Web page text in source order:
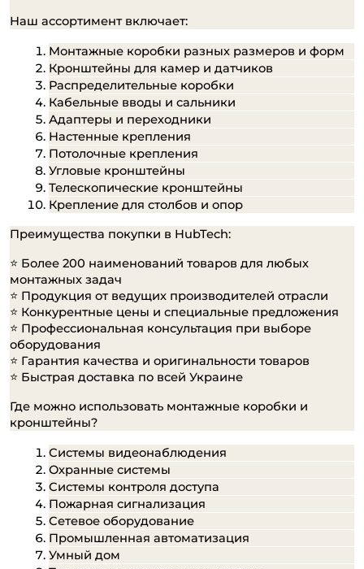
Наш ассортимент включает:
Монтажные коробки разных размеров и форм
Кронштейны для камер и датчиков
Распределительные коробки
Кабельные вводы и сальники
Адаптеры и переходники
Настенные крепления
Потолочные крепления
Угловые кронштейны
Телескопические кронштейны
Крепление для столбов и опор
Преимущества покупки в HubTech:
⭐️ Более 200 наименований товаров для любых
монтажных задач
⭐️ Продукция от ведущих производителей отрасли
⭐️ Конкурентные цены и специальные предложения
⭐️ Профессиональная консультация при выборе
оборудования
⭐️ Гарантия качества и оригинальности товаров
⭐️ Быстрая доставка по всей Украине
Где можно использовать монтажные коробки и
кронштейны?
Системы видеонаблюдения
Охранные системы
Системы контроля доступа
Пожарная сигнализация
Сетевое оборудование
Промышленная автоматизация
Умный дом